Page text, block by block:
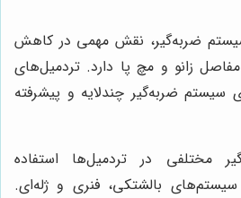
ضربه‌گیر، نقش مهمی در کاهش
زانو و مچ پا دارد. تردمیل‌های
سیستم ضربه‌گیر چندلایه و پیشرفته
مختلفی در تردمیل‌ها استفاده
بالشتکی، فنری و ژله‌ای.